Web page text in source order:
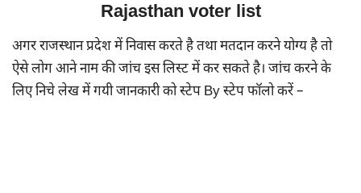
Rajasthan voter list
अगर राजस्थान प्रदेश में निवास करते है तथा मतदान करने योग्य है तो
ऐसे लोग आने नाम की जांच इस लिस्ट में कर सकते है। जांच करने के
लिए निचे लेख में गयी जानकारी को स्टेप By स्टेप फॉलो करें –